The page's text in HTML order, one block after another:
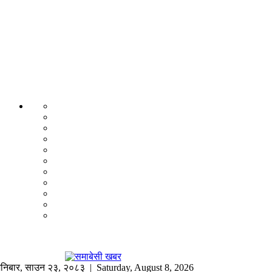
,साउन २३, २०८३ | Saturday, August 8, 2026